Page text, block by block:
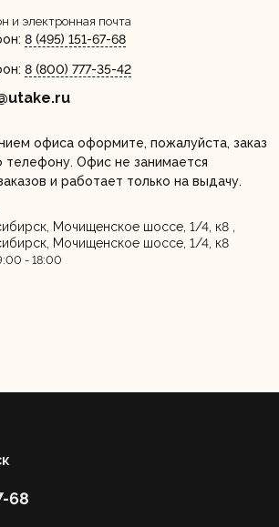
и электронная почта
8 (495) 151-67-68
8 (800) 777-35-42
офиса оформите, пожалуйста, заказ
телефону. Офис не занимается
и работает только на выдачу.
Мочищенское шоссе, 1/4, к8
Мочищенское шоссе, 1/4, к8
- 18:00
68